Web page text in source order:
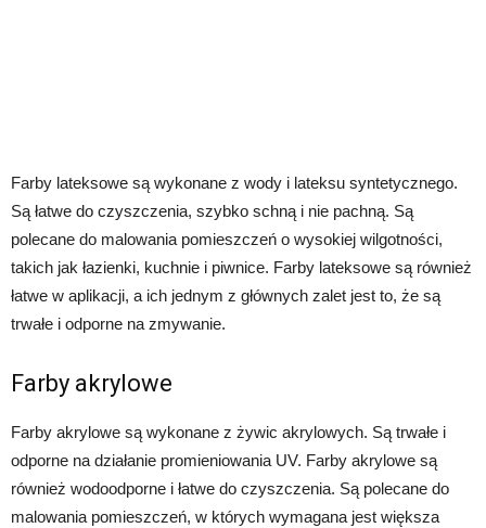
Farby lateksowe są wykonane z wody i lateksu syntetycznego.
Są łatwe do czyszczenia, szybko schną i nie pachną. Są
polecane do malowania pomieszczeń o wysokiej wilgotności,
takich jak łazienki, kuchnie i piwnice. Farby lateksowe są również
łatwe w aplikacji, a ich jednym z głównych zalet jest to, że są
trwałe i odporne na zmywanie.
Farby akrylowe
Farby akrylowe są wykonane z żywic akrylowych. Są trwałe i
odporne na działanie promieniowania UV. Farby akrylowe są
również wodoodporne i łatwe do czyszczenia. Są polecane do
malowania pomieszczeń, w których wymagana jest większa